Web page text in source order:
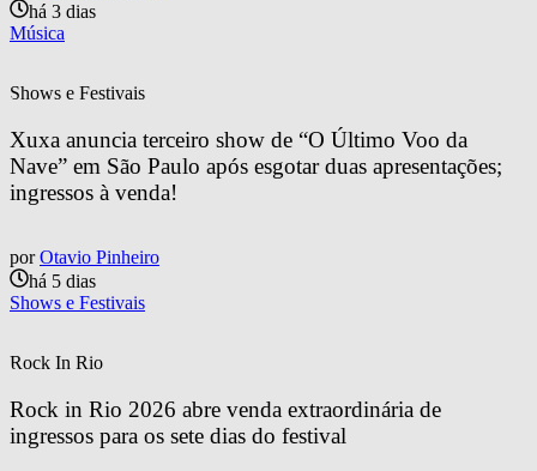
há 3 dias
Música
Shows e Festivais
Xuxa anuncia terceiro show de “O Último Voo da
Nave” em São Paulo após esgotar duas apresentações;
ingressos à venda!
por Otavio Pinheiro
há 5 dias
Shows e Festivais
Rock In Rio
Rock in Rio 2026 abre venda extraordinária de
ingressos para os sete dias do festival